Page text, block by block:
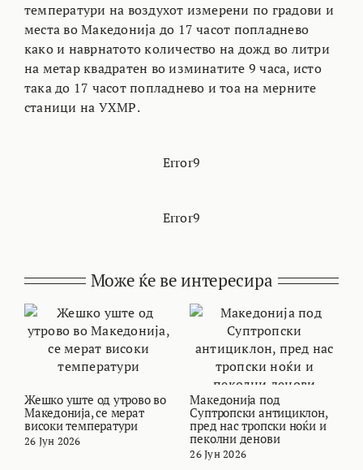
температури на воздухот измерени по градови и
места во Македонија до 17 часот попладнево
како и наврнатото количество на дожд во литри
на метар квадратен во изминатите 9 часа, исто
така до 17 часот попладнево и тоа на мерните
станици на УХМР.
Error9
Error9
Може ќе ве интересира
Жешко уште од утрово во
Македонија, се мерат
високи температури
26 Јун 2026
Македонија под
Суптропски антициклон,
пред нас тропски ноќи и
пеколни денови
26 Јун 2026